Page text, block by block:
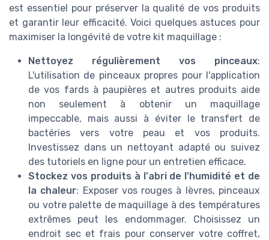
est essentiel pour préserver la qualité de vos produits
et garantir leur efficacité. Voici quelques astuces pour
maximiser la longévité de votre kit maquillage :
Nettoyez régulièrement vos pinceaux:
L'utilisation de pinceaux propres pour l'application
de vos fards à paupières et autres produits aide
non seulement à obtenir un maquillage
impeccable, mais aussi à éviter le transfert de
bactéries vers votre peau et vos produits.
Investissez dans un nettoyant adapté ou suivez
des tutoriels en ligne pour un entretien efficace.
Stockez vos produits à l'abri de l'humidité et de
la chaleur: Exposer vos rouges à lèvres, pinceaux
ou votre palette de maquillage à des températures
extrêmes peut les endommager. Choisissez un
endroit sec et frais pour conserver votre coffret,